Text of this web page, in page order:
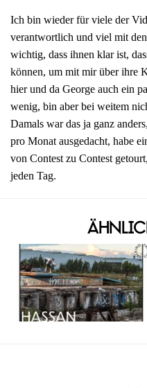
Ich bin wieder für viele der
verantwortlich und viel mit
wichtig, dass ihnen klar ist,
können, um mit mir über ihre
hier und da George auch ein
wenig, bin aber bei weitem
Damals war das ja ganz
pro Monat ausgedacht, habe
von Contest zu Contest
jeden Tag.